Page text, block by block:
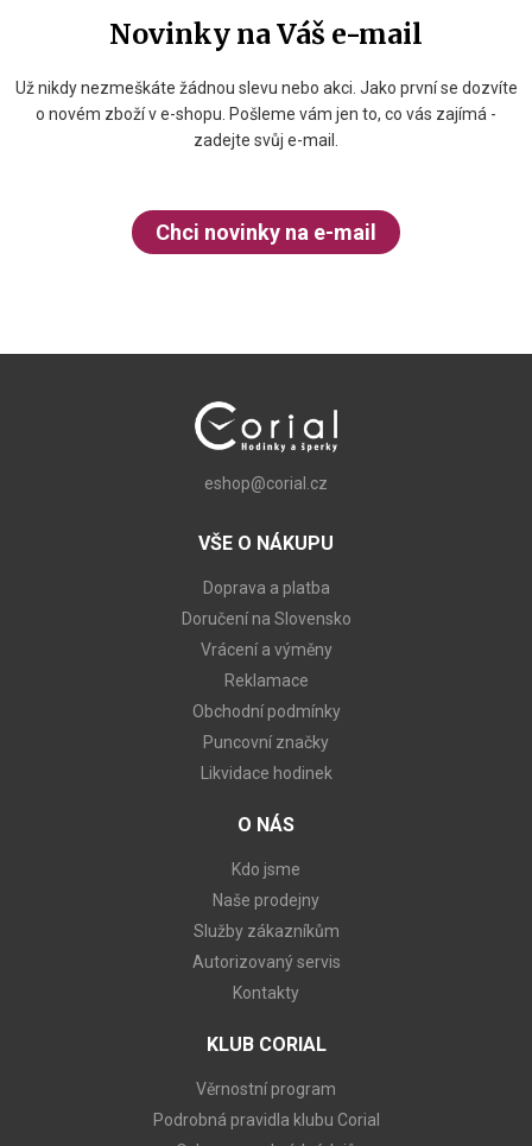
Novinky na Váš e-mail
Už nikdy nezmeškáte žádnou slevu nebo akci. Jako první se dozvíte
o novém zboží v e-shopu. Pošleme vám jen to, co vás zajímá -
zadejte svůj e-mail.
Chci novinky na e-mail
eshop@corial.cz
VŠE O NÁKUPU
Doprava a platba
Doručení na Slovensko
Vrácení a výměny
Reklamace
Obchodní podmínky
Puncovní značky
Likvidace hodinek
O NÁS
Kdo jsme
Naše prodejny
Služby zákazníkům
Autorizovaný servis
Kontakty
KLUB CORIAL
Věrnostní program
Podrobná pravidla klubu Corial